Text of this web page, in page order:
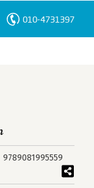
010-4731397
9789081995559